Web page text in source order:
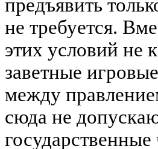
предъявить
не требуется.
этих условий не
заветные
между
сюда не